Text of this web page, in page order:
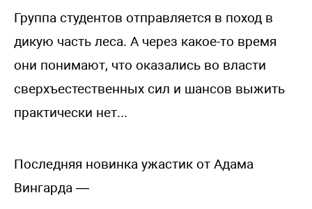
Группа студентов отправляется в поход в
дикую часть леса. А через какое-то время
они понимают, что оказались во власти
сверхъестественных сил и шансов выжить
практически нет...
Последняя новинка ужастик от Адама
Вингарда —